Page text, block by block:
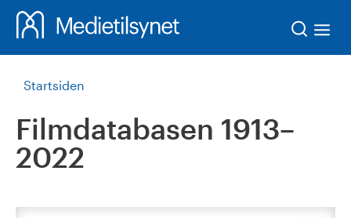
Startsiden
Filmdatabasen 1913–
2022